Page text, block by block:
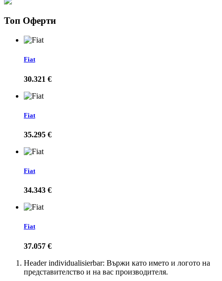
Топ Оферти
Fiat
30.321 €
Fiat
35.295 €
Fiat
34.343 €
Fiat
37.057 €
Header individualisierbar: Вържи като името и логото на
представителство и на вас производителя.